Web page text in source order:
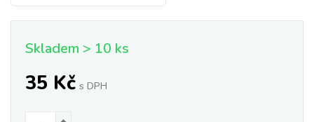
Skladem > 10 ks
35 Kč s DPH